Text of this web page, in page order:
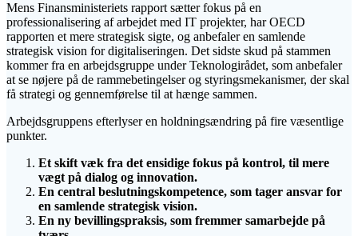
Mens Finansministeriets rapport sætter fokus på en
professionalisering af arbejdet med IT projekter, har OECD
rapporten et mere strategisk sigte, og anbefaler en samlende
strategisk vision for digitaliseringen. Det sidste skud på stammen
kommer fra en arbejdsgruppe under Teknologirådet, som anbefaler
at se nøjere på de rammebetingelser og styringsmekanismer, der skal
få strategi og gennemførelse til at hænge sammen.
Arbejdsgruppens efterlyser en holdningsændring på fire væsentlige
punkter.
Et skift væk fra det ensidige fokus på kontrol, til mere
vægt på dialog og innovation.
En central beslutningskompetence, som tager ansvar for
en samlende strategisk vision.
En ny bevillingspraksis, som fremmer samarbejde på